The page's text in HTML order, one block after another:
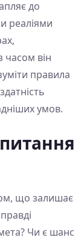
до
реаліями
часом він
правила
умов.
що залишає
Чи є шанс